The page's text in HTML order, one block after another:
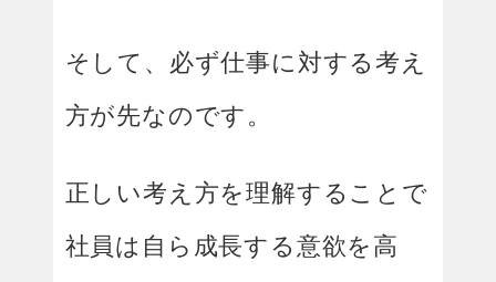
そして、必ず仕事に対する考え
方が先なのです。
正しい考え方を理解することで
社員は自ら成長する意欲を高